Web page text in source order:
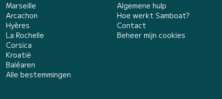
Marseille
Arcachon
Hyères
La Rochelle
Corsica
Kroatië
Baléaren
Alle bestemmingen
Algemene hulp
Hoe werkt Samboat?
Contact
Beheer mijn cookies